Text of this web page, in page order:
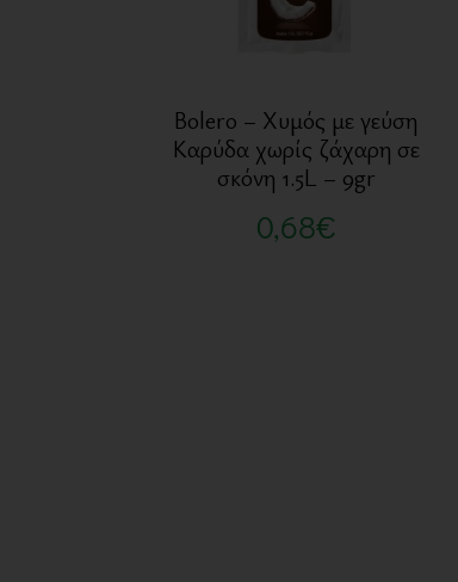
Bolero – Χυμός με γεύση
Καρύδα χωρίς ζάχαρη σε
σκόνη 1.5L – 9gr
0,68€